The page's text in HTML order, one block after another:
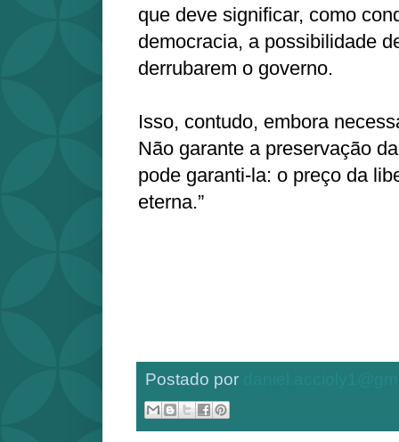
que deve significar, como
democracia, a possibilidade
derrubarem o governo.
Isso, contudo, embora
Não garante a preservação
pode garanti-la: o preço da
eterna.”
Postado por